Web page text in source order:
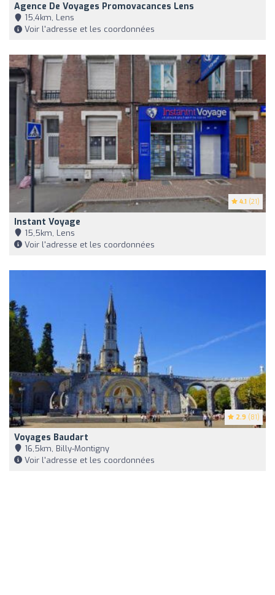
Agence De Voyages Promovacances Lens
15,4km, Lens
Voir l'adresse et les coordonnées
4.1 (21)
Instant Voyage
15,5km, Lens
Voir l'adresse et les coordonnées
2.9 (81)
Voyages Baudart
16,5km, Billy-Montigny
Voir l'adresse et les coordonnées